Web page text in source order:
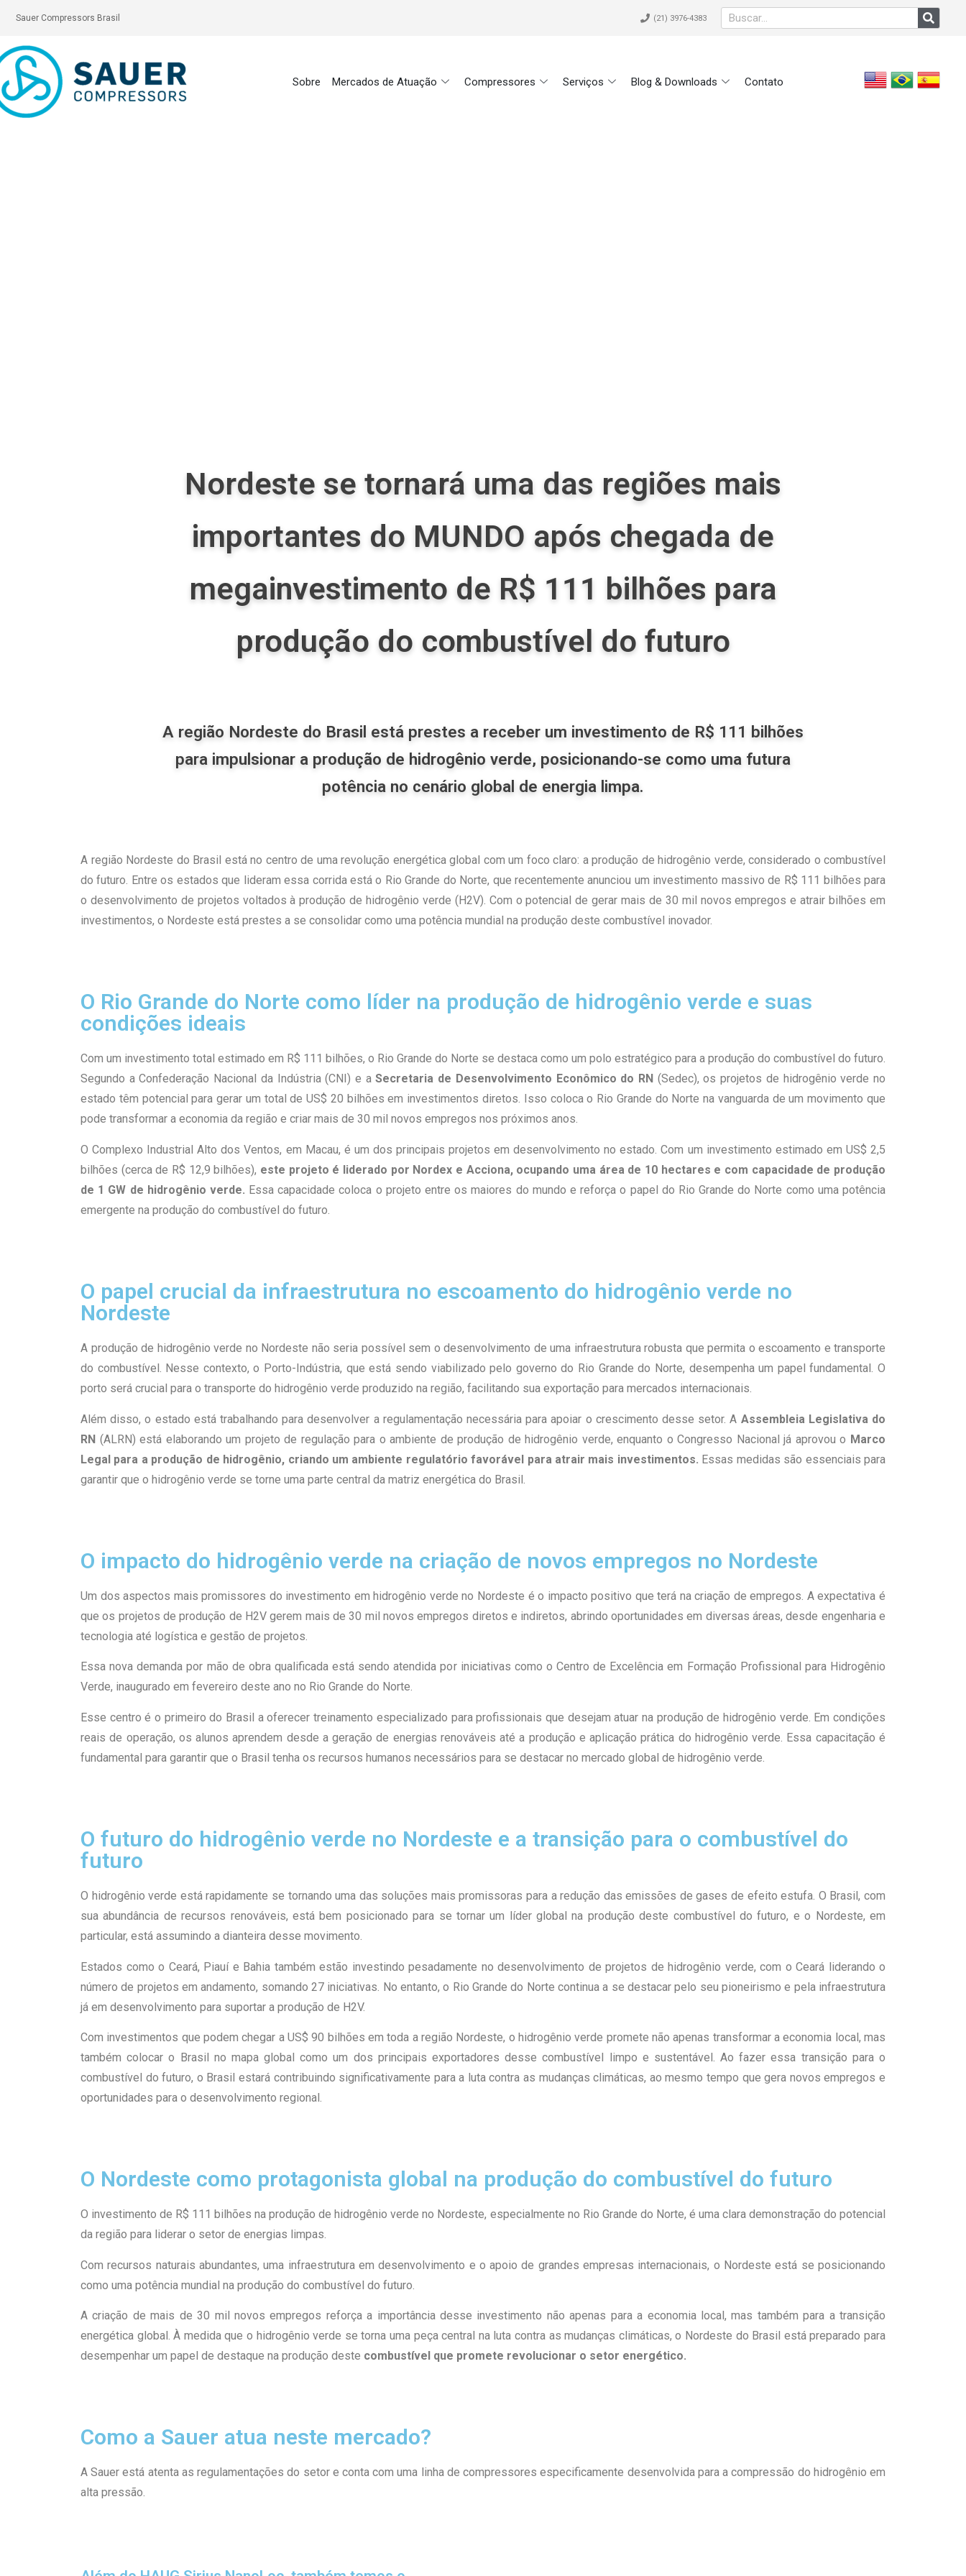
Sauer Compressors Brasil (21) 3976-4383
Sobre Mercados de Atuação Compressores Serviços Blog & Downloads Contato
Nordeste se tornará uma das regiões mais
importantes do MUNDO após chegada de
megainvestimento de R$ 111 bilhões para
produção do combustível do futuro
A região Nordeste do Brasil está prestes a receber um investimento de R$ 111 bilhões
para impulsionar a produção de hidrogênio verde, posicionando-se como uma futura
potência no cenário global de energia limpa.
A região Nordeste do Brasil está no centro de uma revolução energética global com um foco claro: a produção de hidrogênio verde, considerado o combustível
do futuro. Entre os estados que lideram essa corrida está o Rio Grande do Norte, que recentemente anunciou um investimento massivo de R$ 111 bilhões para
o desenvolvimento de projetos voltados à produção de hidrogênio verde (H2V). Com o potencial de gerar mais de 30 mil novos empregos e atrair bilhões em
investimentos, o Nordeste está prestes a se consolidar como uma potência mundial na produção deste combustível inovador.
O Rio Grande do Norte como líder na produção de hidrogênio verde e suas
condições ideais
Com um investimento total estimado em R$ 111 bilhões, o Rio Grande do Norte se destaca como um polo estratégico para a produção do combustível do futuro.
Segundo a Confederação Nacional da Indústria (CNI) e aSecretaria de Desenvolvimento Econômico do RN (Sedec), os projetos de hidrogênio verde no
estado têm potencial para gerar um total de US$ 20 bilhões em investimentos diretos. Isso coloca o Rio Grande do Norte na vanguarda de um movimento que
pode transformar a economia da região e criar mais de 30 mil novos empregos nos próximos anos.
O Complexo Industrial Alto dos Ventos, em Macau, é um dos principais projetos em desenvolvimento no estado. Com um investimento estimado em US$ 2,5
bilhões (cerca de R$ 12,9 bilhões), este projeto é liderado por Nordex e Acciona, ocupando uma área de 10 hectares e com capacidade de produção
de 1 GW de hidrogênio verde. Essa capacidade coloca o projeto entre os maiores do mundo e reforça o papel do Rio Grande do Norte como uma potência
emergente na produção do combustível do futuro.
O papel crucial da infraestrutura no escoamento do hidrogênio verde no
Nordeste
A produção de hidrogênio verde no Nordeste não seria possível sem o desenvolvimento de uma infraestrutura robusta que permita o escoamento e transporte
do combustível. Nesse contexto, o Porto-Indústria, que está sendo viabilizado pelo governo do Rio Grande do Norte, desempenha um papel fundamental. O
porto será crucial para o transporte do hidrogênio verde produzido na região, facilitando sua exportação para mercados internacionais.
Além disso, o estado está trabalhando para desenvolver a regulamentação necessária para apoiar o crescimento desse setor. A Assembleia Legislativa do
RN (ALRN) está elaborando um projeto de regulação para o ambiente de produção de hidrogênio verde, enquanto o Congresso Nacional já aprovou o Marco
Legal para a produção de hidrogênio, criando um ambiente regulatório favorável para atrair mais investimentos. Essas medidas são essenciais para
garantir que o hidrogênio verde se torne uma parte central da matriz energética do Brasil.
O impacto do hidrogênio verde na criação de novos empregos no Nordeste
Um dos aspectos mais promissores do investimento em hidrogênio verde no Nordeste é o impacto positivo que terá na criação de empregos. A expectativa é
que os projetos de produção de H2V gerem mais de 30 mil novos empregos diretos e indiretos, abrindo oportunidades em diversas áreas, desde engenharia e
tecnologia até logística e gestão de projetos.
Essa nova demanda por mão de obra qualificada está sendo atendida por iniciativas como o Centro de Excelência em Formação Profissional para Hidrogênio
Verde, inaugurado em fevereiro deste ano no Rio Grande do Norte.
Esse centro é o primeiro do Brasil a oferecer treinamento especializado para profissionais que desejam atuar na produção de hidrogênio verde. Em condições
reais de operação, os alunos aprendem desde a geração de energias renováveis até a produção e aplicação prática do hidrogênio verde. Essa capacitação é
fundamental para garantir que o Brasil tenha os recursos humanos necessários para se destacar no mercado global de hidrogênio verde.
O futuro do hidrogênio verde no Nordeste e a transição para o combustível do
futuro
O hidrogênio verde está rapidamente se tornando uma das soluções mais promissoras para a redução das emissões de gases de efeito estufa. O Brasil, com
sua abundância de recursos renováveis, está bem posicionado para se tornar um líder global na produção deste combustível do futuro, e o Nordeste, em
particular, está assumindo a dianteira desse movimento.
Estados como o Ceará, Piauí e Bahia também estão investindo pesadamente no desenvolvimento de projetos de hidrogênio verde, com o Ceará liderando o
número de projetos em andamento, somando 27 iniciativas. No entanto, o Rio Grande do Norte continua a se destacar pelo seu pioneirismo e pela infraestrutura
já em desenvolvimento para suportar a produção de H2V.
Com investimentos que podem chegar a US$ 90 bilhões em toda a região Nordeste, o hidrogênio verde promete não apenas transformar a economia local, mas
também colocar o Brasil no mapa global como um dos principais exportadores desse combustível limpo e sustentável. Ao fazer essa transição para o
combustível do futuro, o Brasil estará contribuindo significativamente para a luta contra as mudanças climáticas, ao mesmo tempo que gera novos empregos e
oportunidades para o desenvolvimento regional.
O Nordeste como protagonista global na produção do combustível do futuro
O investimento de R$ 111 bilhões na produção de hidrogênio verde no Nordeste, especialmente no Rio Grande do Norte, é uma clara demonstração do potencial
da região para liderar o setor de energias limpas.
Com recursos naturais abundantes, uma infraestrutura em desenvolvimento e o apoio de grandes empresas internacionais, o Nordeste está se posicionando
como uma potência mundial na produção do combustível do futuro.
A criação de mais de 30 mil novos empregos reforça a importância desse investimento não apenas para a economia local, mas também para a transição
energética global. À medida que o hidrogênio verde se torna uma peça central na luta contra as mudanças climáticas, o Nordeste do Brasil está preparado para
desempenhar um papel de destaque na produção deste combustível que promete revolucionar o setor energético.
Como a Sauer atua neste mercado?
A Sauer está atenta as regulamentações do setor e conta com uma linha de compressores especificamente desenvolvida para a compressão do hidrogênio em
alta pressão.